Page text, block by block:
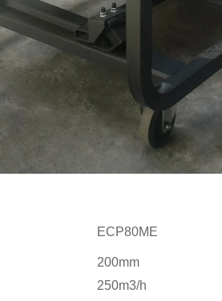
ECP80ME
200mm
250m3/h